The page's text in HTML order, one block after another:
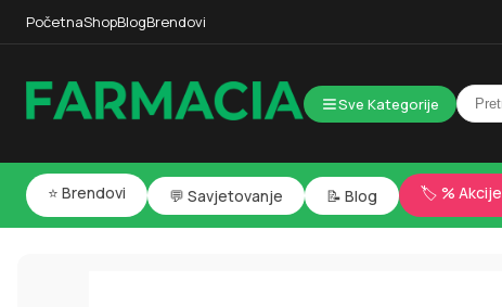
PočetnaShopBlogBrendovi
Sve Kategorije
⭐ Brendovi 💬 Savjetovanje 📝 Blog 🏷️ % Akcije